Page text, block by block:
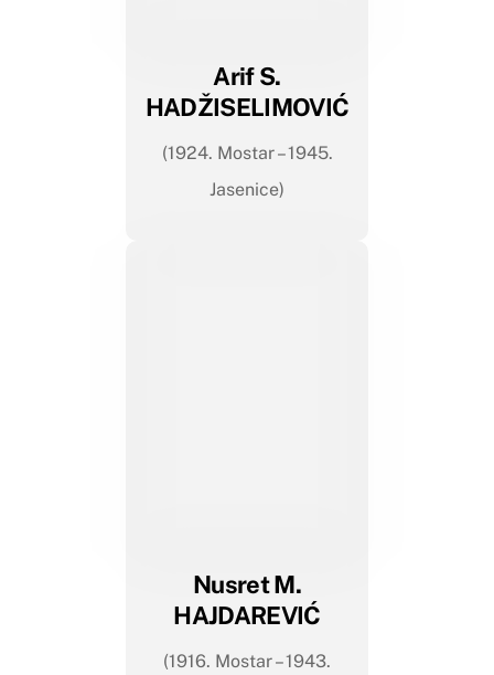
Arif S.
HADŽISELIMOVIĆ
(1924. Mostar – 1945.
Jasenice)
Nusret M.
HAJDAREVIĆ
(1916. Mostar – 1943.